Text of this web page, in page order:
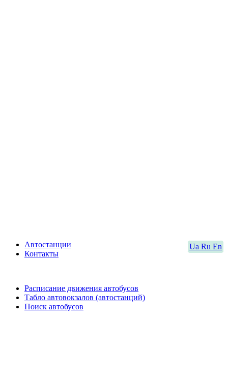
Ua Ru En
Автостанции
Контакты
Расписание движения автобусов
Табло автовокзалов (автостанций)
Поиск автобусов